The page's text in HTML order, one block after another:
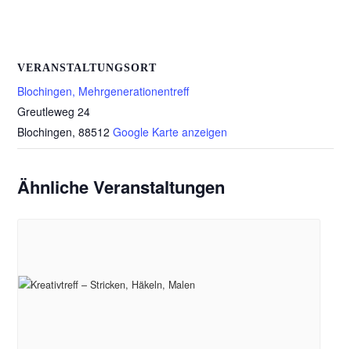
VERANSTALTUNGSORT
Blochingen, Mehrgenerationentreff
Greutleweg 24
Blochingen, 88512 Google Karte anzeigen
Ähnliche Veranstaltungen